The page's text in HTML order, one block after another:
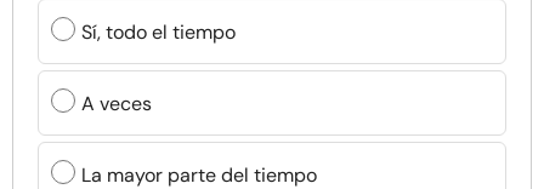
Sí, todo el tiempo
A veces
La mayor parte del tiempo